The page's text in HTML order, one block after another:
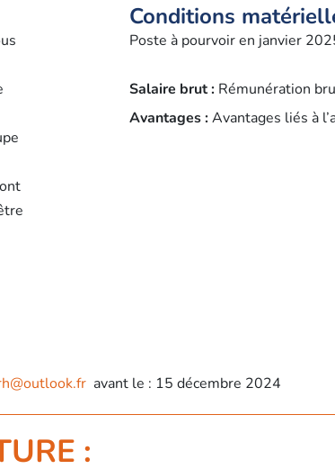
Conditions
Poste à pourvoir en janvier
Salaire brut : Rémunération
Avantages :Avantages liés à
avant le : 15 décembre 2024
: